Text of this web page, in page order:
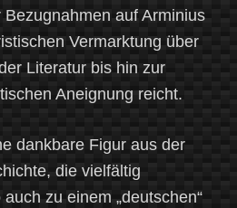
auf Arminius
Vermarktung über
Literatur bis hin zur
Aneignung reicht.
dankbare Figur aus der
die vielfältig
zu einem „deutschen“